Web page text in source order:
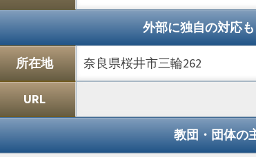
外部に独自の対応
所在地 奈良県桜井市三輪262
URL
教団・団体の